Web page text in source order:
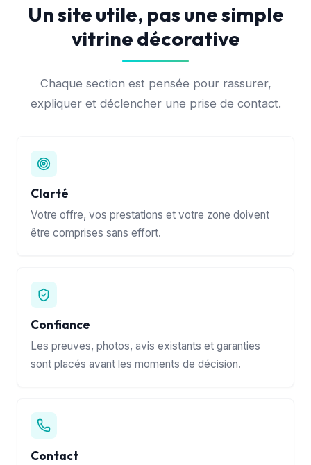
Un site utile, pas une simple
vitrine décorative
Chaque section est pensée pour rassurer,
expliquer et déclencher une prise de contact.
Clarté
Votre offre, vos prestations et votre zone doivent
être comprises sans effort.
Confiance
Les preuves, photos, avis existants et garanties
sont placés avant les moments de décision.
Contact